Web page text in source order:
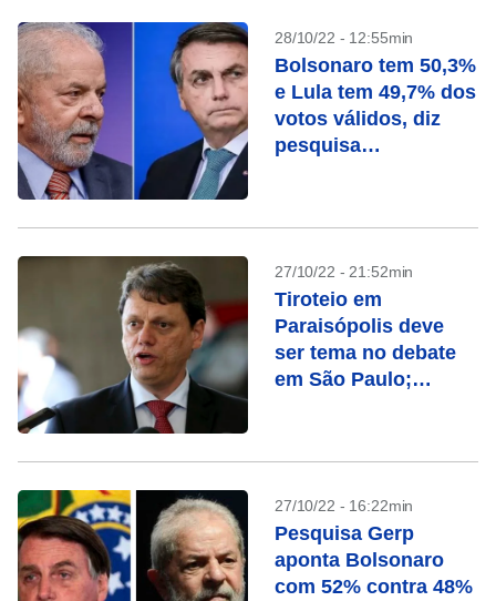
28/10/22 - 12:55min
Bolsonaro tem 50,3%
e Lula tem 49,7% dos
votos válidos, diz
pesquisa
27/10/22 - 21:52min
Tiroteio em
Paraisópolis deve
ser tema no debate
em São Paulo;
27/10/22 - 16:22min
Pesquisa Gerp
aponta Bolsonaro
com 52% contra 48%